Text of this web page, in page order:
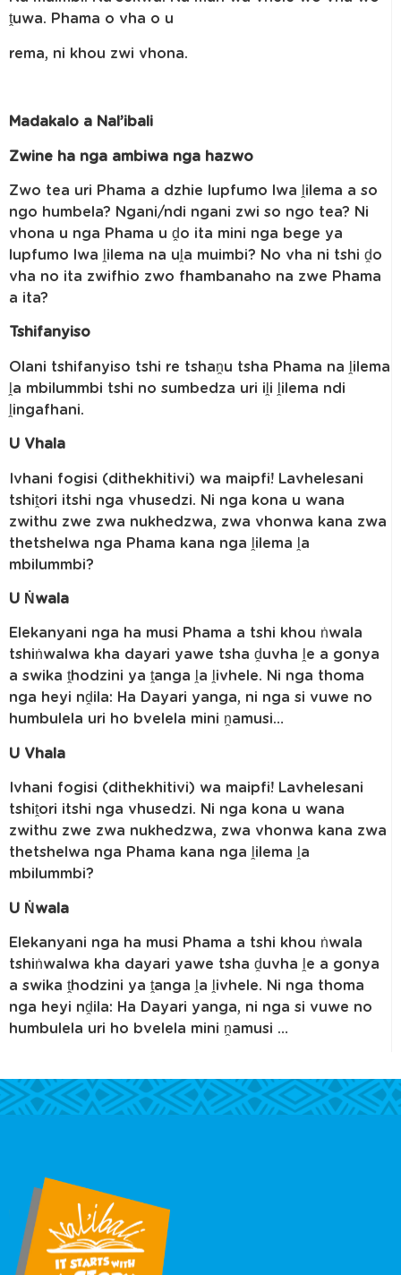
ṱuwa. Phama o vha o u
rema, ni khou zwi vhona.
Madakalo a Nal’ibali
Zwine ha nga ambiwa nga hazwo
Zwo tea uri Phama a dzhie lupfumo lwa ḽilema a so
ngo humbela? Ngani/ndi ngani zwi so ngo tea? Ni
vhona u nga Phama u ḓo ita mini nga bege ya
lupfumo lwa ḽilema na uḽa muimbi? No vha ni tshi ḓo
vha no ita zwifhio zwo fhambanaho na zwe Phama
a ita?
Tshifanyiso
Olani tshifanyiso tshi re tshaṋu tsha Phama na ḽilema
ḽa mbilummbi tshi no sumbedza uri iḽi ḽilema ndi
ḽingafhani.
U Vhala
Ivhani fogisi (dithekhitivi) wa maipfi! Lavhelesani
tshiṱori itshi nga vhusedzi. Ni nga kona u wana
zwithu zwe zwa nukhedzwa, zwa vhonwa kana zwa
thetshelwa nga Phama kana nga ḽilema ḽa
mbilummbi?
U Ṅwala
Elekanyani nga ha musi Phama a tshi khou ṅwala
tshiṅwalwa kha dayari yawe tsha ḓuvha ḽe a gonya
a swika ṱhodzini ya ṱanga ḽa ḽivhele. Ni nga thoma
nga heyi nḓila: Ha Dayari yanga, ni nga si vuwe no
humbulela uri ho bvelela mini ṋamusi…
U Vhala
Ivhani fogisi (dithekhitivi) wa maipfi! Lavhelesani
tshiṱori itshi nga vhusedzi. Ni nga kona u wana
zwithu zwe zwa nukhedzwa, zwa vhonwa kana zwa
thetshelwa nga Phama kana nga ḽilema ḽa
mbilummbi?
U Ṅwala
Elekanyani nga ha musi Phama a tshi khou ṅwala
tshiṅwalwa kha dayari yawe tsha ḓuvha ḽe a gonya
a swika ṱhodzini ya ṱanga ḽa ḽivhele. Ni nga thoma
nga heyi nḓila: Ha Dayari yanga, ni nga si vuwe no
humbulela uri ho bvelela mini ṋamusi …